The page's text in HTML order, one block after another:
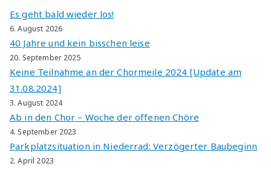
Es geht bald wieder los!
6. August 2026
40 Jahre und kein bisschen leise
20. September 2025
Keine Teilnahme an der Chormeile 2024 [Update am
31.08.2024]
3. August 2024
Ab in den Chor – Woche der offenen Chöre
4. September 2023
Parkplatzsituation in Niederrad: Verzögerter Baubeginn
2. April 2023